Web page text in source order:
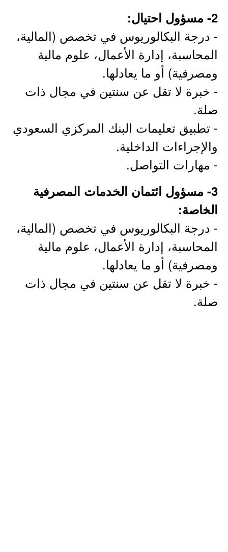
2- مسؤول احتيال:
- درجة البكالوريوس في تخصص (المالية،
المحاسبة، إدارة الأعمال، علوم مالية
ومصرفية) أو ما يعادلها.
- خبرة لا تقل عن سنتين في مجال ذات
صلة.
- تطبيق تعليمات البنك المركزي السعودي
والإجراءات الداخلية.
- مهارات التواصل.
3- مسؤول ائتمان الخدمات المصرفية
الخاصة:
- درجة البكالوريوس في تخصص (المالية،
المحاسبة، إدارة الأعمال، علوم مالية
ومصرفية) أو ما يعادلها.
- خبرة لا تقل عن سنتين في مجال ذات
صلة.